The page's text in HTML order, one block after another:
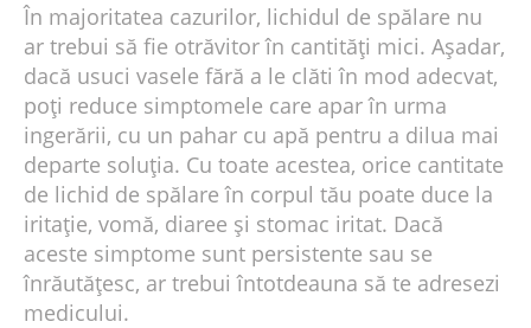
În majoritatea cazurilor, lichidul de spălare nu
ar trebui să fie otrăvitor în cantități mici. Așadar,
dacă usuci vasele fără a le clăti în mod adecvat,
poți reduce simptomele care apar în urma
ingerării, cu un pahar cu apă pentru a dilua mai
departe soluția. Cu toate acestea, orice cantitate
de lichid de spălare în corpul tău poate duce la
iritație, vomă, diaree și stomac iritat. Dacă
aceste simptome sunt persistente sau se
înrăutățesc, ar trebui întotdeauna să te adresezi
medicului.